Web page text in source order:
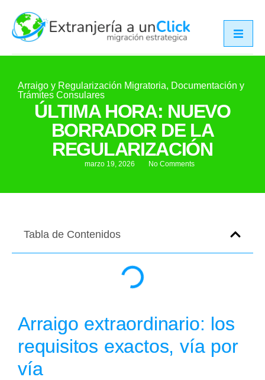
Arraigo y Regularización Migratoria, Documentación y
Trámites Consulares
ÚLTIMA HORA: NUEVO
BORRADOR DE LA
REGULARIZACIÓN
marzo 19, 2026 No Comments
Tabla de Contenidos
Arraigo extraordinario: los
requisitos exactos, vía por
vía